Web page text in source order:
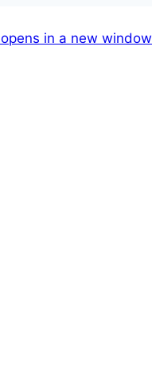
opens in a new window